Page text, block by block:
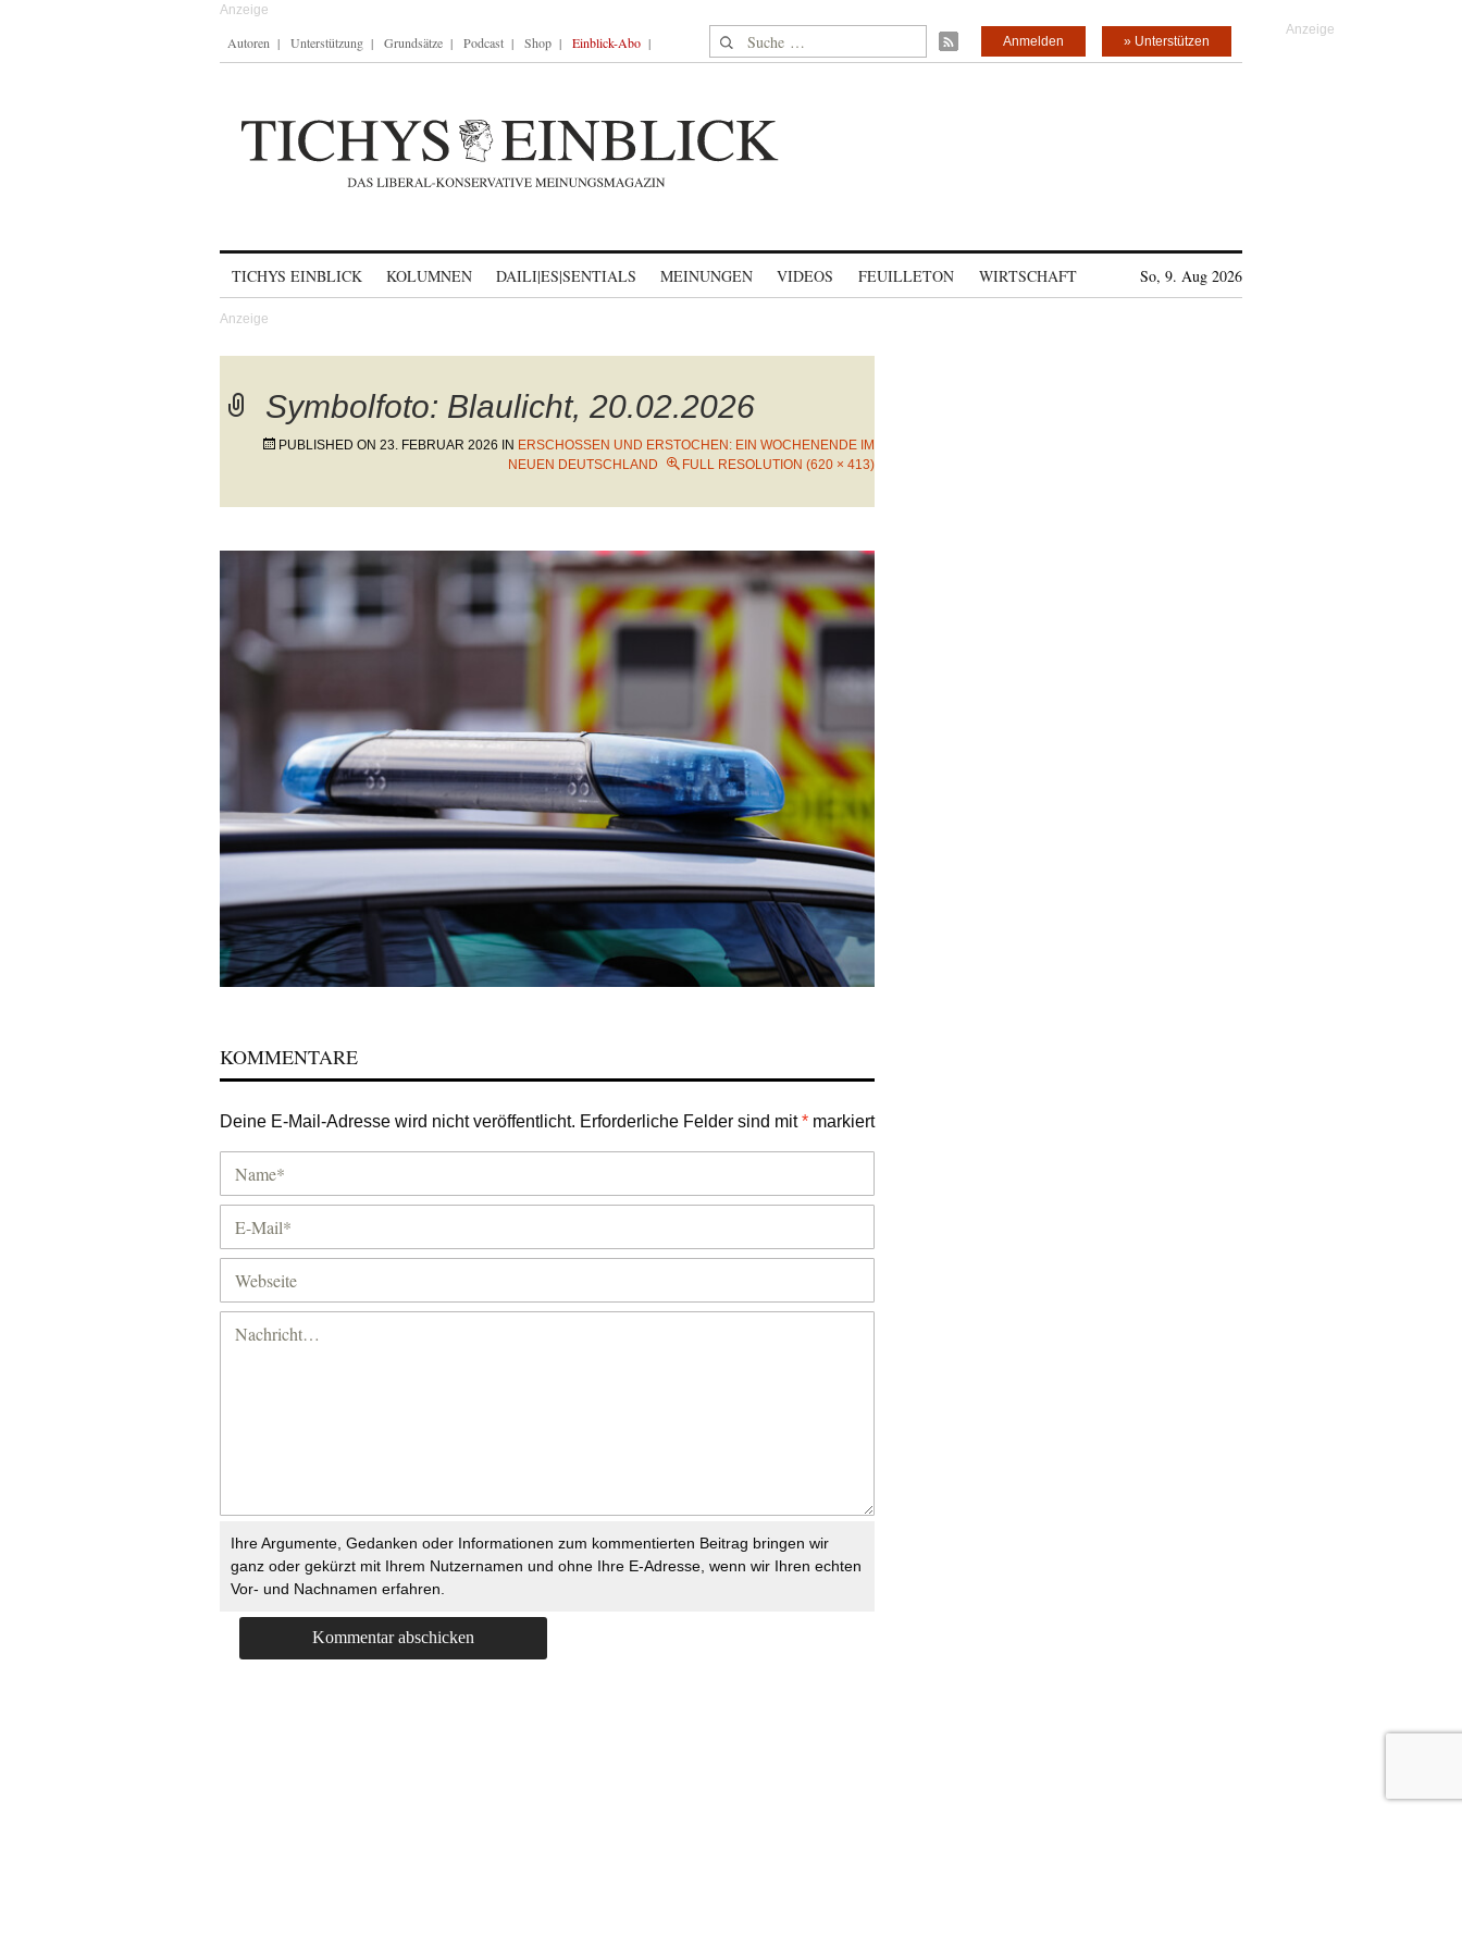
Autoren Unterstützung Grundsätze Podcast Shop Einblick-Abo Suche nach: » Unterstützen
Anmelden
TICHYS EINBLICK KOLUMNEN DAILI|ES|SENTIALS MEINUNGEN VIDEOS FEUILLETON WIRTSCHAFT So, 9. Aug 2026
Symbolfoto: Blaulicht, 20.02.2026
PUBLISHED ON 23. FEBRUAR 2026 IN ERSCHOSSEN UND ERSTOCHEN: EIN WOCHENENDE IM
NEUEN DEUTSCHLAND
FULL RESOLUTION (620 × 413)
KOMMENTARE
Deine E-Mail-Adresse wird nicht veröffentlicht. Erforderliche Felder sind mit* markiert
Ihre Argumente, Gedanken oder Informationen zum kommentierten Beitrag bringen wir
ganz oder gekürzt mit Ihrem Nutzernamen und ohne Ihre E-Adresse, wenn wir Ihren echten
Vor- und Nachnamen erfahren.